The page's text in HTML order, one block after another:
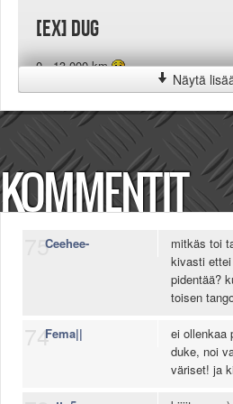
Näytä
[EX] duG
0 - 13 000 km
KOMMENTIT
75Ceehee-
mitkäs toi
kivasti
pidentää?
toisen
74Fema||
ei ollenkaa
duke, noi
väriset! ja